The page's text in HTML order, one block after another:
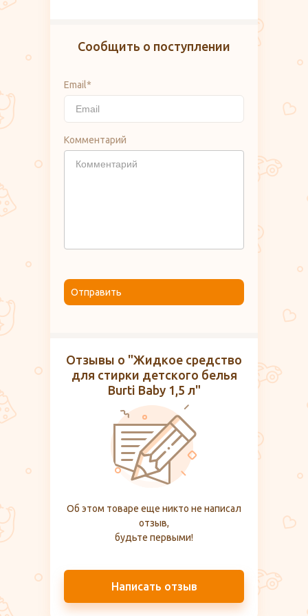
Сообщить о поступлении
Email*
Комментарий
Отправить
Отзывы о "Жидкое средство
для стирки детского белья
Burti Baby 1,5 л"
Об этом товаре еще никто не написал
отзыв,
будьте первыми!
Написать отзыв